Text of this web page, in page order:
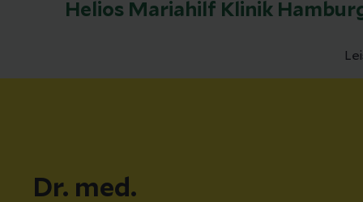
Helios Mariahilf Klinik
Dr. med.